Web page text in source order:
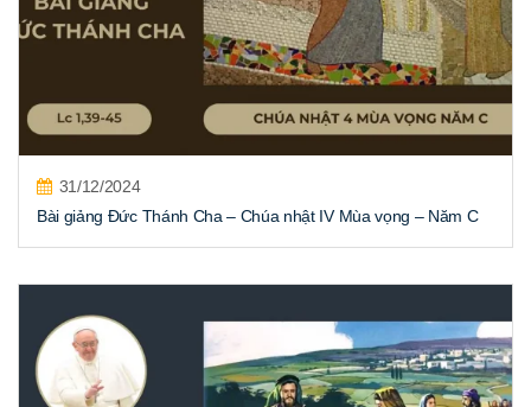
31/12/2024
Bài giảng Đức Thánh Cha – Chúa nhật IV Mùa vọng – Năm C